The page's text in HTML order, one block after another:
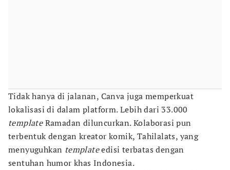
Tidak hanya di jalanan, Canva juga memperkuat
lokalisasi di dalam platform. Lebih dari 33.000
templateRamadan diluncurkan. Kolaborasi pun
terbentuk dengan kreator komik, Tahilalats, yang
menyuguhkan templateedisi terbatas dengan
sentuhan humor khas Indonesia.